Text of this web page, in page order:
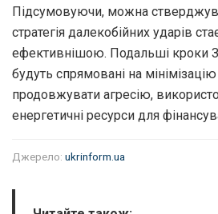
Підсумовуючи, можна
стратегія далекобійних ударів
ефективнішою. Подальші кроки
будуть спрямовані на
продовжувати агресію,
енергетичні ресурси для
Джерело: ukrinform.ua